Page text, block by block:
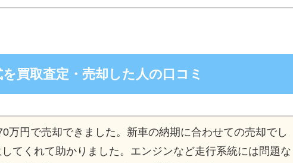
買取査定・売却した人の口コミ
万円で売却できました。新車の納期に合わせての売却でし
てくれて助かりました。エンジンなど走行系統には問題な